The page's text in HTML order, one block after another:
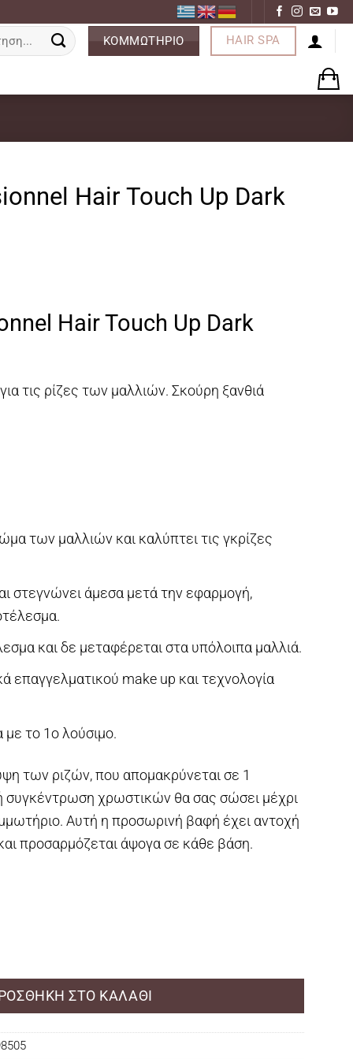
ΚΟΜΜΩΤΗΡΙΟ HAIR SPA
Hair Touch Up Dark
Hair Touch Up Dark
τις ρίζες των μαλλιών. Σκούρη ξανθιά
των μαλλιών και καλύπτει τις γκρίζες
στεγνώνει άμεσα μετά την εφαρμογή,
και δε μεταφέρεται στα υπόλοιπα μαλλιά.
επαγγελματικού make up και τεχνολογία
το 1ο λούσιμο.
των ριζών, που απομακρύνεται σε 1
συγκέντρωση χρωστικών θα σας σώσει μέχρι
Αυτή η προσωρινή βαφή έχει αντοχή
προσαρμόζεται άψογα σε κάθε βάση.
ΣΤΟ ΚΑΛΆΘΙ